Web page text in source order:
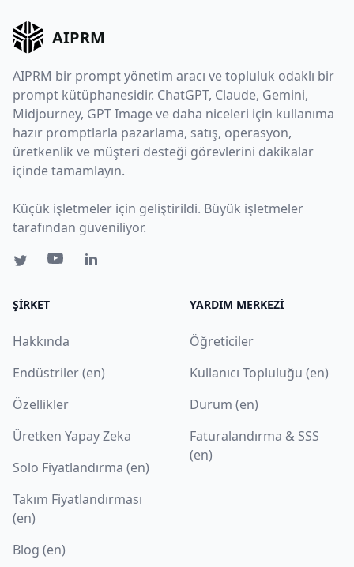
AIPRM
AIPRM bir prompt yönetim aracı ve topluluk odaklı bir
prompt kütüphanesidir. ChatGPT, Claude, Gemini,
Midjourney, GPT Image ve daha niceleri için kullanıma
hazır promptlarla pazarlama, satış, operasyon,
üretkenlik ve müşteri desteği görevlerini dakikalar
içinde tamamlayın.
Küçük işletmeler için geliştirildi. Büyük işletmeler
tarafından güveniliyor.
ŞIRKET
Hakkında
Endüstriler (en)
Özellikler
Üretken Yapay Zeka
Solo Fiyatlandırma (en)
Takım Fiyatlandırması
(en)
Blog (en)
YARDIM MERKEZI
Öğreticiler
Kullanıcı Topluluğu (en)
Durum (en)
Faturalandırma & SSS
(en)